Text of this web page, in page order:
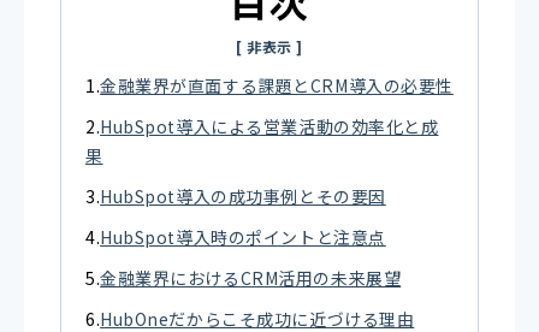
金融業界が直面する課題とCRM導入の必要性
HubSpot導入による営業活動の効率化と成
果
HubSpot導入の成功事例とその要因
HubSpot導入時のポイントと注意点
金融業界におけるCRM活用の未来展望
HubOneだからこそ成功に近づける理由